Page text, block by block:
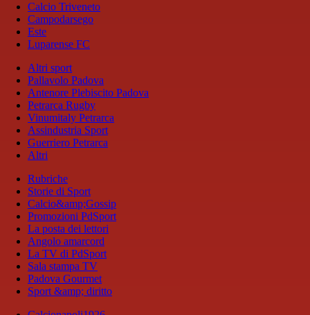
Calcio Triveneto
Campodarsego
Este
Luparense FC
Altri sport
Pallavolo Padova
Antenore Plebiscito Padova
Petrarca Rugby
Vinumitaly Petrarca
Assindustria Sport
Guerriero Petrarca
Altri
Rubriche
Storie di Sport
Calcio&amp;Gossip
Promozioni PdSport
La posta dei lettori
Angolo amarcord
La TV di PdSport
Sala stampa TV
Padova Gourmet
Sport &amp; diritto